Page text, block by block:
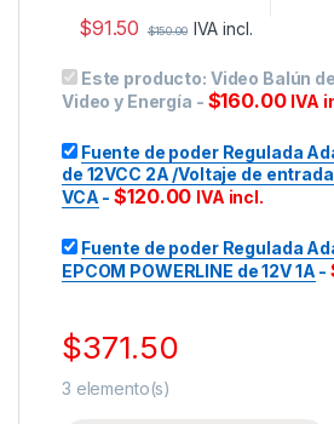
$91.50 $150.00 IVA incl.
Este producto: Video Balún
Video y Energía - $160.00 IVA
Fuente de poder Regulada
de 12VCC 2A /Voltaje de
VCA -$120.00 IVA incl.
Fuente de poder Regulada
EPCOM POWERLINE de 12V 1A -
$371.50
3 elemento(s)